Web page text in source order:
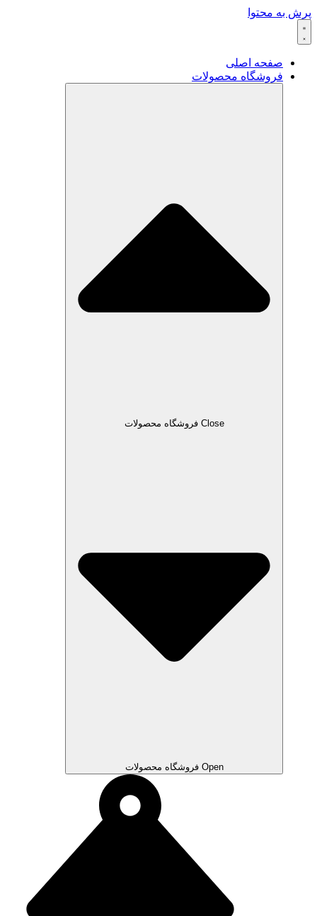
پرش به محتوا
صفحه اصلی
فروشگاه محصولات
Close فروشگاه محصولات
Open فروشگاه محصولات